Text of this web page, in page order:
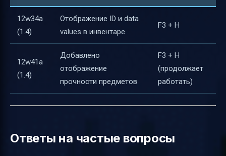
12w34a
(1.4)
Отображение ID и data
values в инвентаре
F3 + H
12w41a
(1.4)
Добавлено
отображение
прочности предметов
F3 + H
(продолжает
работать)
Ответы на частые вопросы